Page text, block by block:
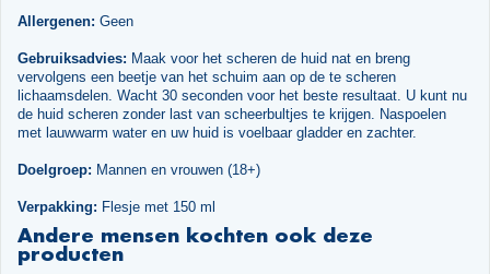
Allergenen: Geen
Gebruiksadvies: Maak voor het scheren de huid nat en breng
vervolgens een beetje van het schuim aan op de te scheren
lichaamsdelen. Wacht 30 seconden voor het beste resultaat. U kunt nu
de huid scheren zonder last van scheerbultjes te krijgen. Naspoelen
met lauwwarm water en uw huid is voelbaar gladder en zachter.
Doelgroep: Mannen en vrouwen (18+)
Verpakking: Flesje met 150 ml
Andere mensen kochten ook deze
producten